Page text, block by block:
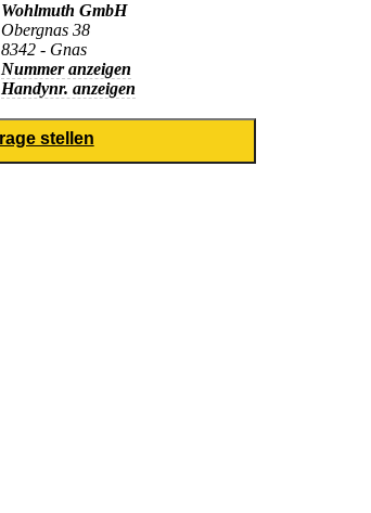
Wohlmuth GmbH
Obergnas 38
8342 - Gnas
Nummer anzeigen
Handynr. anzeigen